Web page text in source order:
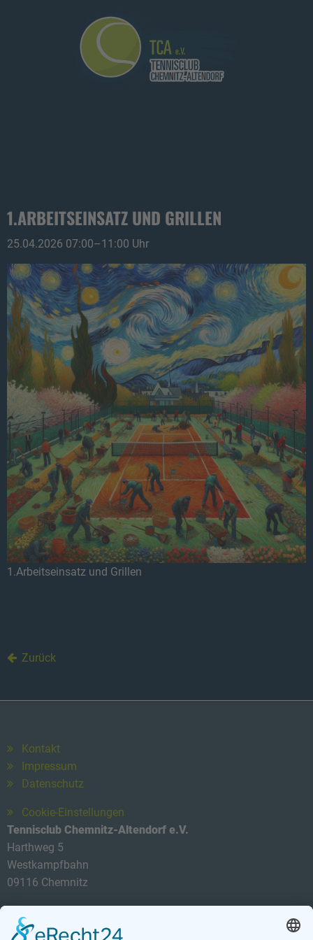
1.ARBEITSEINSATZ UND GRILLEN
25.04.2026 07:00–11:00 Uhr
1.Arbeitseinsatz und Grillen
Zurück
Kontakt
Impressum
Datenschutz
Cookie-Einstellungen
Tennisclub Chemnitz-Altendorf e.V.
Harthweg 5
Westkampfbahn
09116 Chemnitz
E-Mail: info@tca-ev.de